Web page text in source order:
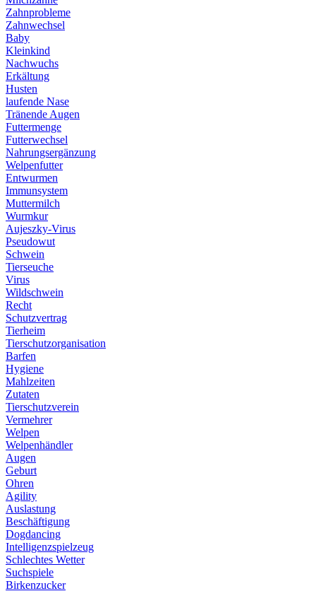
Zahnprobleme
Zahnwechsel
Baby
Kleinkind
Nachwuchs
Erkältung
Husten
laufende Nase
Tränende Augen
Futtermenge
Futterwechsel
Nahrungsergänzung
Welpenfutter
Entwurmen
Immunsystem
Muttermilch
Wurmkur
Aujeszky-Virus
Pseudowut
Schwein
Tierseuche
Virus
Wildschwein
Recht
Schutzvertrag
Tierheim
Tierschutzorganisation
Barfen
Hygiene
Mahlzeiten
Zutaten
Tierschutzverein
Vermehrer
Welpen
Welpenhändler
Augen
Geburt
Ohren
Agility
Auslastung
Beschäftigung
Dogdancing
Intelligenzspielzeug
Schlechtes Wetter
Suchspiele
Birkenzucker